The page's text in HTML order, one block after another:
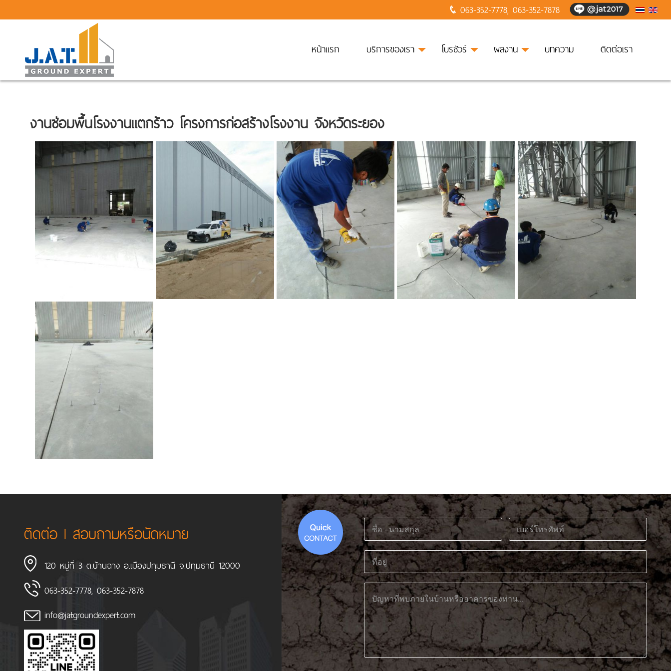
063-352-7778, 063-352-7878
หน้าแรก บริการของเรา โบรชัวร์ ผลงาน บทความ ติดต่อเรา
งานซ่อมพื้นโรงงานแตกร้าว โครงการก่อสร้างโรงงาน จังหวัดระยอง
ติดต่อ l สอบถามหรือนัดหมาย
120 หมู่ที่ 3 ต.บ้านฉาง อ.เมืองปทุมธานี จ.ปทุมธานี 12000
063-352-7778, 063-352-7878
info@jatgroundexpert.com